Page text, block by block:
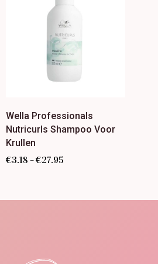
Wella Professionals
Nutricurls Shampoo Voor
Krullen
€3.18 –€27.95